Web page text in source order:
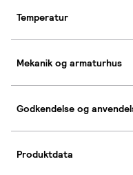
Temperatur
Mekanik og armaturhus
Godkendelse og
Produktdata